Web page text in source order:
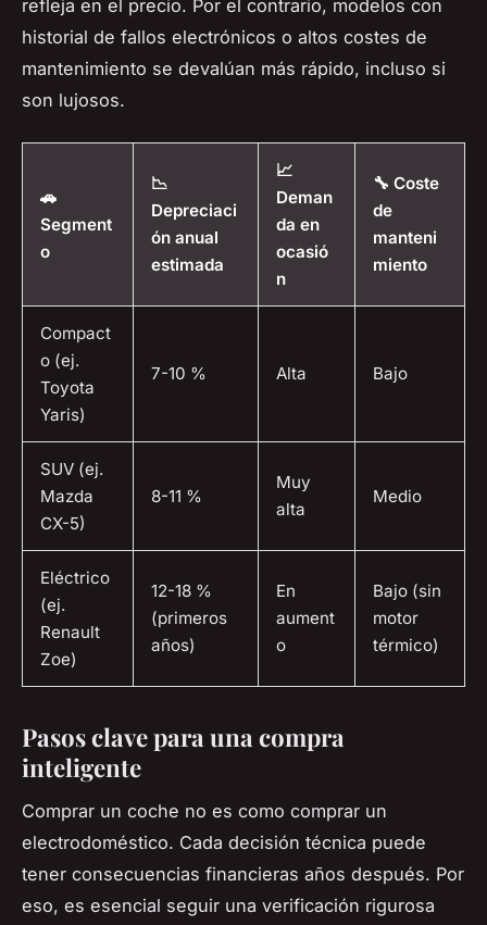
refleja en el precio. Por el contrario, modelos con
historial de fallos electrónicos o altos costes de
mantenimiento se devalúan más rápido, incluso si
son lujosos.
🚗
Segment
o
📉
Depreciaci
ón anual
estimada
📈
Deman
da en
ocasió
n
🔧 Coste
de
manteni
miento
Compact
o (ej.
Toyota
Yaris)
7-10 % Alta Bajo
SUV (ej.
Mazda
CX-5)
8-11 %
Muy
alta
Medio
Eléctrico
(ej.
Renault
Zoe)
12-18 %
(primeros
años)
En
aument
o
Bajo (sin
motor
térmico)
Pasos clave para una compra
inteligente
Comprar un coche no es como comprar un
electrodoméstico. Cada decisión técnica puede
tener consecuencias financieras años después. Por
eso, es esencial seguir una verificación rigurosa